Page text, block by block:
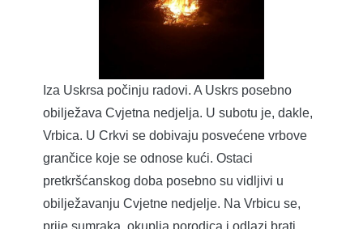
Iza Uskrsa počinju radovi. A Uskrs posebno
obilježava Cvjetna nedjelja. U subotu je, dakle,
Vrbica. U Crkvi se dobivaju posvećene vrbove
grančice koje se odnose kući. Ostaci
pretkršćanskog doba posebno su vidljivi u
obilježavanju Cvjetne nedjelje. Na Vrbicu se,